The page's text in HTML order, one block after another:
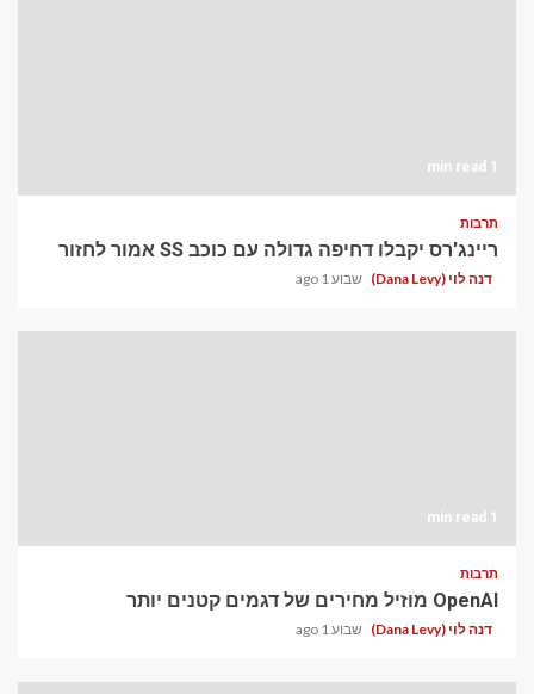
1 min read
תרבות
ריינג'רס יקבלו דחיפה גדולה עם כוכב SS אמור לחזור
דנה לוי (Dana Levy) שבוע 1 ago
1 min read
תרבות
OpenAI מוזיל מחירים של דגמים קטנים יותר
דנה לוי (Dana Levy) שבוע 1 ago